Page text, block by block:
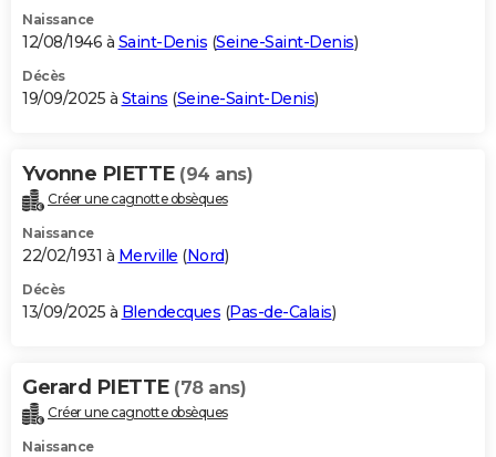
Naissance
12/08/1946 à Saint-Denis (Seine-Saint-Denis)
Décès
19/09/2025 à Stains (Seine-Saint-Denis)
Yvonne PIETTE (94 ans)
Créer une cagnotte obsèques
Naissance
22/02/1931 à Merville (Nord)
Décès
13/09/2025 à Blendecques (Pas-de-Calais)
Gerard PIETTE (78 ans)
Créer une cagnotte obsèques
Naissance